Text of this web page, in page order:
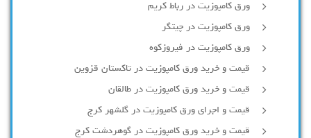
ورق کامپوزیت در رباط کریم
ورق کامپوزیت در چیتگر
ورق کامپوزیت در فیروزکوه
قیمت و خرید ورق کامپوزیت در تاکستان قزوین
قیمت و خرید ورق کامپوزیت در طالقان
قیمت و اجرای ورق کامپوزیت در گلشهر کرج
قیمت و خرید ورق کامپوزیت در گوهردشت کرج